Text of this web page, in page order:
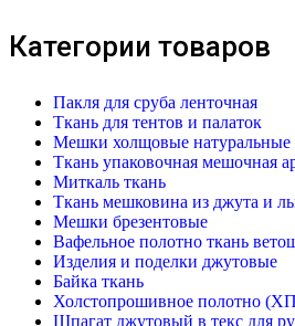
Категории товаров
Пакля для сруба ленточная
Ткань для тентов и палаток
Мешки холщовые
Ткань упаковочная мешочная
Миткаль ткань
Ткань мешковина из джута и
Мешки брезентовые
Вафельное полотно ткань
Изделия и поделки джутовые
Байка ткань
Холстопрошивное полотно
Шпагат джутовый в текс для